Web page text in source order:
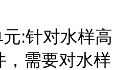
:针对水样高
，需要对水样